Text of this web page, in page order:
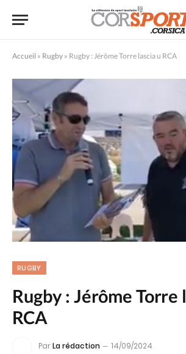
Accueil » Rugby » Rugby : Jérôme Torre lascia u RCA
RUGBY
Rugby : Jérôme Torre
RCA
ParLa rédaction 14/09/2024